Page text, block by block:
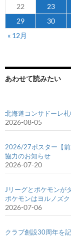
22 23
29
30
« 12月
あわせて読みたい
北海道コンサドーレ
2026-08-05
2026/27ポスター【前
協力のお知らせ
2026-07-20
Jリーグとポケモンが
ポケモンはヨルノズク
2026-07-06
クラブ創設30周年を